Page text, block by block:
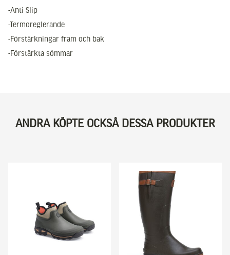
-Anti Slip
-Termoreglerande
-Förstärkningar fram och bak
-Förstärkta sömmar
ANDRA KÖPTE OCKSÅ DESSA PRODUKTER